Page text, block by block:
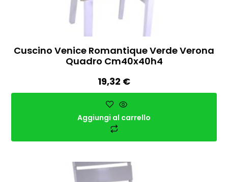
Cuscino Venice Romantique Verde Verona
Quadro Cm40x40h4
19,32 €
Aggiungi al carrello